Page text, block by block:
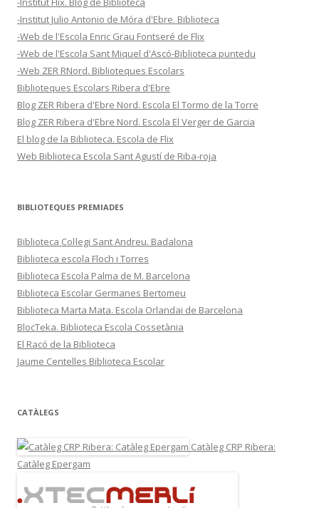
-Institut Julio Antonio de Móra d'Ebre. Biblioteca
-Web de l'Escola Enric Grau Fontseré de Flix
-Web de l'Escola Sant Miquel d'Ascó-Biblioteca puntedu
-Web ZER RNord. Biblioteques Escolars
Biblioteques Escolars Ribera d'Ebre
Blog ZER Ribera d'Ebre Nord. Escola El Tormo de la Torre
Blog ZER Ribera d'Ebre Nord. Escola El Verger de Garcia
El blog de la Biblioteca. Escola de Flix
Web Biblioteca Escola Sant Agustí de Riba-roja
BIBLIOTEQUES PREMIADES
Biblioteca Col·legi Sant Andreu. Badalona
Biblioteca escola Floch i Torres
Biblioteca Escola Palma de M. Barcelona
Biblioteca Escolar Germanes Bertomeu
Biblioteca Marta Mata. Escola Orlandai de Barcelona
BlocTeka. Biblioteca Escola Cossetània
El Racó de la Biblioteca
Jaume Centelles Biblioteca Escolar
CATÀLEGS
Catàleg CRP Ribera:
Catàleg Epergam